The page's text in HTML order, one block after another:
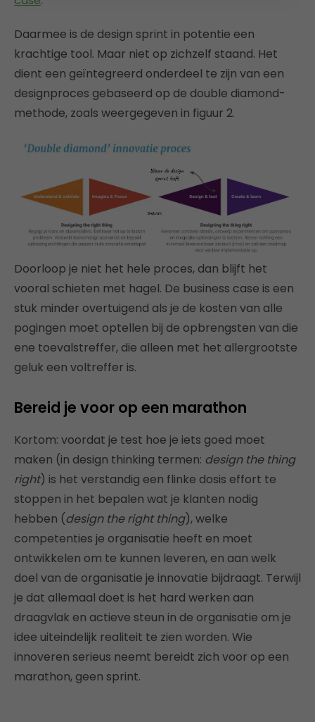
Daarmee is de design sprint in potentie een
krachtige tool. Maar niet op zichzelf staand. Het
dient een geïntegreerd onderdeel te zijn van een
designproces gebaseerd op de double diamond-
methode, zoals weergegeven in figuur 2.
Doorloop je niet het hele proces, dan blijft het
vooral schieten met hagel. De business case is een
stuk minder overtuigend als je de kosten van alle
pogingen moet optellen bij de opbrengsten van die
ene toevalstreffer, die alleen met het allergrootste
geluk een voltreffer is.
Bereid je voor op een marathon
Kortom: voordat je test hoe je iets goed moet
maken (in design thinking termen: design the thing
right) is het verstandig een flinke dosis effort te
stoppen in het bepalen wat je klanten nodig
hebben (design the right thing), welke
competenties je organisatie heeft en moet
ontwikkelen om te kunnen leveren, en aan welk
doel van de organisatie je innovatie bijdraagt. Terwijl
je dat allemaal doet is het hard werken aan
draagvlak en actieve steun in de organisatie om je
idee uiteindelijk realiteit te zien worden. Wie
innoveren serieus neemt bereidt zich voor op een
marathon, geen sprint.